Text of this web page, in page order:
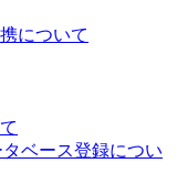
について
ベース登録につい